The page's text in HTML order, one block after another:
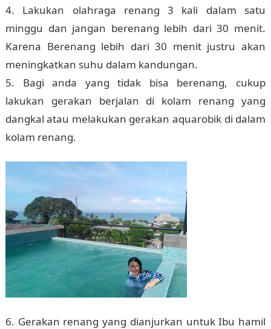
4. Lakukan olahraga renang 3 kali dalam satu
minggu dan jangan berenang lebih dari 30 menit.
Karena Berenang lebih dari 30 menit justru akan
meningkatkan suhu dalam kandungan.
5. Bagi anda yang tidak bisa berenang, cukup
lakukan gerakan berjalan di kolam renang yang
dangkal atau melakukan gerakan aquarobik di dalam
kolam renang.
6. Gerakan renang yang dianjurkan untuk Ibu hamil